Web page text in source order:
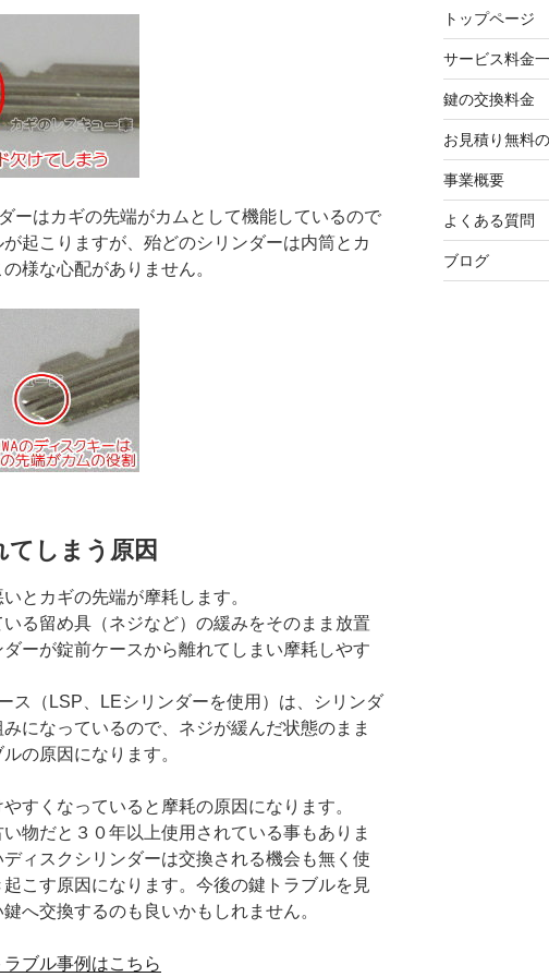
ーはカギの先端がカムとして機能しているので
起こりますが、殆どのシリンダーは内筒とカ
様な心配がありません。
てしまう原因
とカギの先端が摩耗します。
る留め具（ネジなど）の緩みをそのまま放置
ーが錠前ケースから離れてしまい摩耗しやす
ス（LSP、LEシリンダーを使用）は、シリンダ
になっているので、ネジが緩んだ状態のまま
の原因になります。
すくなっていると摩耗の原因になります。
物だと３０年以上使用されている事もありま
ィスクシリンダーは交換される機会も無く使
こす原因になります。今後の鍵トラブルを見
へ交換するのも良いかもしれません。
ブル事例はこちら
トップページ
サービス料金
鍵の交換料金
お見積り無料
事業概要
よくある質問
ブログ